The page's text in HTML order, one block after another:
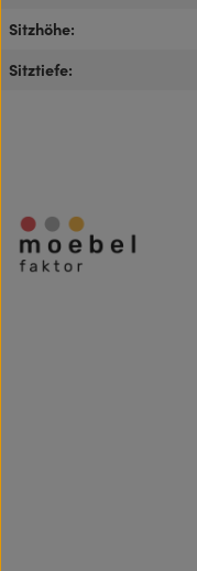
Sitzhöhe:
Sitztiefe: